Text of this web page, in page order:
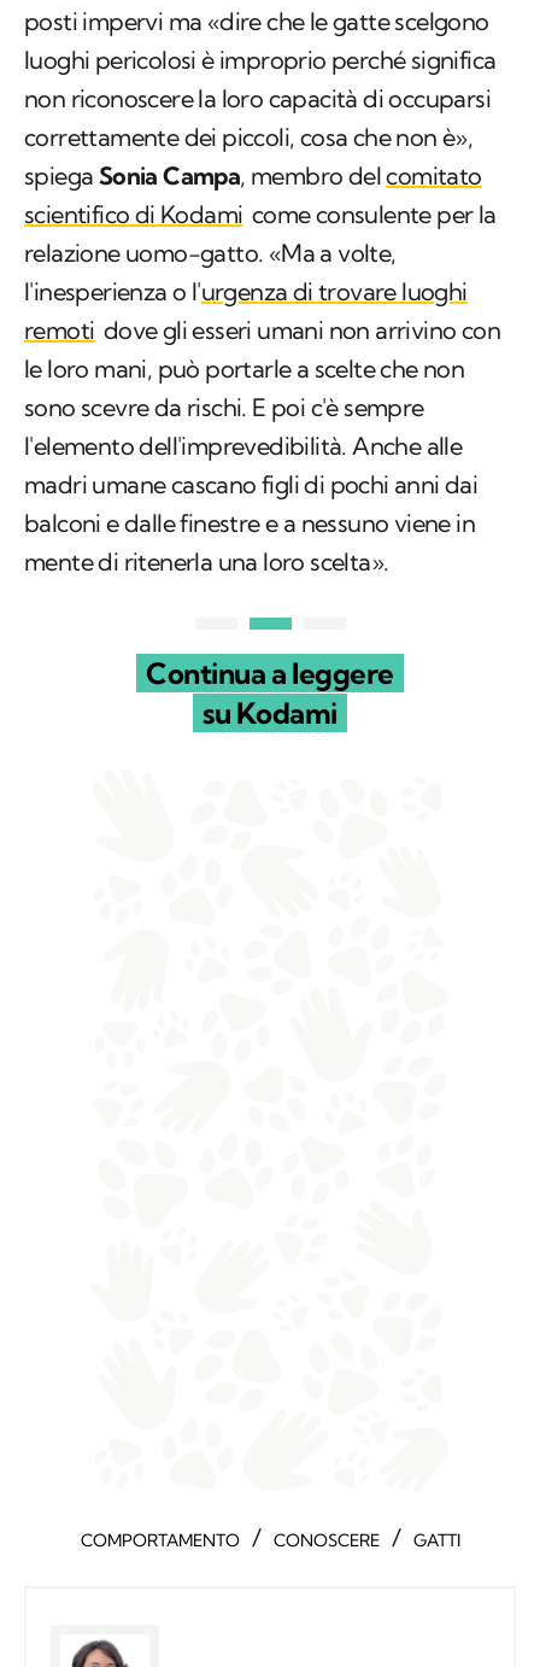
posti impervi ma «dire che le gatte scelgono
luoghi pericolosi è improprio perché significa
non riconoscere la loro capacità di occuparsi
correttamente dei piccoli, cosa che non è»,
spiega Sonia Campa, membro delcomitato
scientifico di Kodami come consulente per la
relazione uomo-gatto. «Ma a volte,
l'inesperienza o l'urgenza di trovare luoghi
remoti dove gli esseri umani non arrivino con
le loro mani, può portarle a scelte che non
sono scevre da rischi. E poi c'è sempre
l'elemento dell'imprevedibilità. Anche alle
madri umane cascano figli di pochi anni dai
balconi e dalle finestre e a nessuno viene in
mente di ritenerla una loro scelta».
Continua a leggere
su Kodami
COMPORTAMENTO / CONOSCERE / GATTI